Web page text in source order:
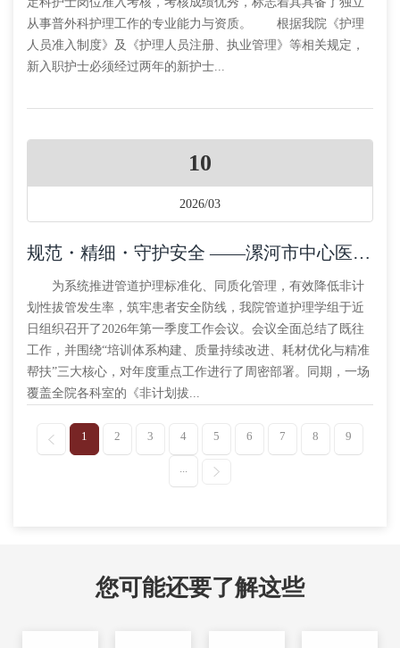
从事普外科护理工作的专业能力与资质。 根据我院《护理
人员准入制度》及《护理人员注册、执业管理》等相关规定，
新入职护士必须经过两年的新护士...
10
2026/03
规范・精细・守护安全 ——漯河市中心医院管道护理学组部署2026年重点工作并启动专项培训
为系统推进管道护理标准化、同质化管理，有效降低非计
划性拔管发生率，筑牢患者安全防线，我院管道护理学组于近
日组织召开了2026年第一季度工作会议。会议全面总结了既往
工作，并围绕“培训体系构建、质量持续改进、耗材优化与精准
帮扶”三大核心，对年度重点工作进行了周密部署。同期，一场
覆盖全院各科室的《非计划拔...
1 2 3 4 5 6 7 8 9
...
您可能还要了解这些